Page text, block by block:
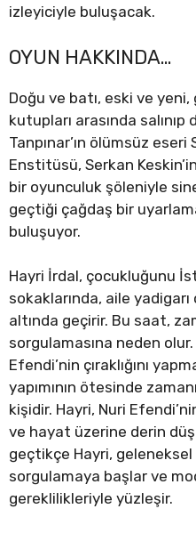
izleyiciyle buluşacak.
OYUN HAKKINDA…
Doğu ve batı, eski ve
kutupları arasında
Tanpınar’ın ölümsüz
Enstitüsü, Serkan
bir oyunculuk şöleniyle
geçtiği çağdaş bir
buluşuyor.
Hayri İrdal, çocukluğunu
sokaklarında, aile
altında geçirir. Bu saat,
sorgulamasına neden
Efendi’nin çıraklığını
yapımının ötesinde
kişidir. Hayri, Nuri
ve hayat üzerine derin
geçtikçe Hayri, geleneksel
sorgulamaya başlar ve
gereklilikleriyle yüzleşir.